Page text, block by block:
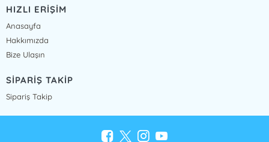
HIZLI ERİŞİM
Anasayfa
Hakkımızda
Bize Ulaşın
SİPARİŞ TAKİP
Sipariş Takip